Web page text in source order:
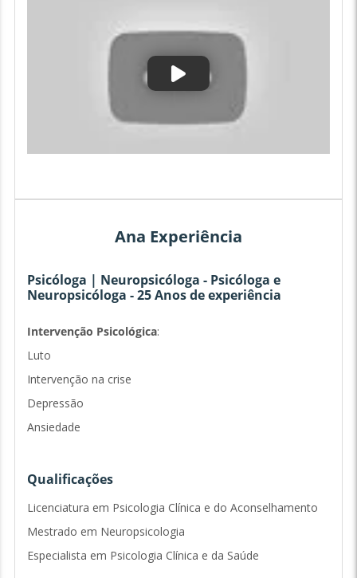
Ana Experiência
Psicóloga | Neuropsicóloga - Psicóloga e
Neuropsicóloga - 25 Anos de experiência
Intervenção Psicológica:
Luto
Intervenção na crise
Depressão
Ansiedade
Aconselhamento conjugal e parental
resultados
Qualificações
Licenciatura em Psicologia Clínica e do Aconselhamento
Mestrado em Neuropsicologia
Especialista em Psicologia Clínica e da Saúde